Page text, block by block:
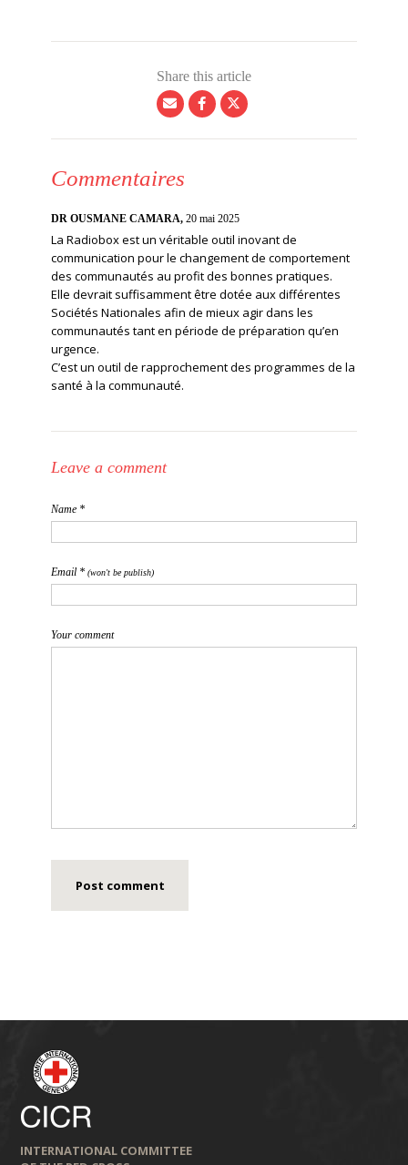
Share this article
Commentaires
DR OUSMANE CAMARA, 20 mai 2025
La Radiobox est un véritable outil inovant de
communication pour le changement de comportement
des communautés au profit des bonnes pratiques.
Elle devrait suffisamment être dotée aux différentes
Sociétés Nationales afin de mieux agir dans les
communautés tant en période de préparation qu’en
urgence.
C’est un outil de rapprochement des programmes de la
santé à la communauté.
Leave a comment
Name *
Email * (won't be publish)
Your comment
INTERNATIONAL COMMITTEE